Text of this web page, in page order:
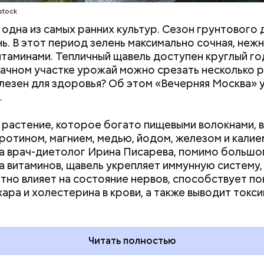
из самых ранних культур. Сезон грунтового
В этот период зелень максимально сочная,
Тепличный щавель доступен круглый
участке урожай можно срезать несколько
для здоровья? Об этом «Вечерняя Москва»
которое богато пищевыми волокнами,
магнием, медью, йодом, железом и
врач-диетолог Ирина Писарева, помимо
витаминов, щавель укрепляет иммунную систему,
влияет на состояние нервов, способствует
и холестерина в крови, а также выводит
Читать полностью
что норма потребления чеснока сугубо